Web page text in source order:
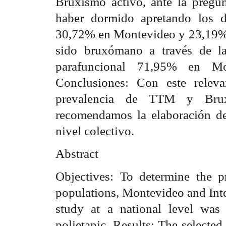
haber dormido apretando los
30,72% en Montevideo y
sido bruxómano a través de
parafuncional 71,95% en
Conclusiones: Con este
prevalencia de TTM y
recomendamos la elaboración
nivel colectivo.
Abstract
Objectives: To determine the
populations, Montevideo and
study at a national level was